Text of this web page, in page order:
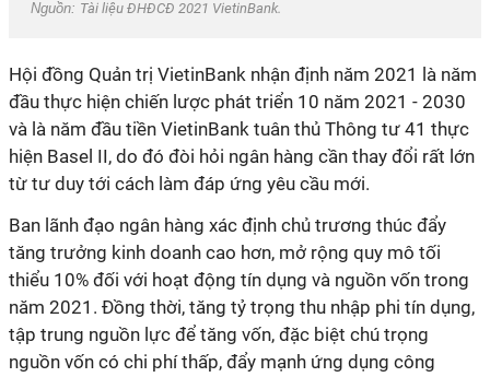
Nguồn: Tài liệu ĐHĐCĐ 2021 VietinBank.
Hội đồng Quản trị VietinBank nhận định năm 2021 là năm
đầu thực hiện chiến lược phát triển 10 năm 2021 - 2030
và là năm đầu tiền VietinBank tuân thủ Thông tư 41 thực
hiện Basel II, do đó đòi hỏi ngân hàng cần thay đổi rất lớn
từ tư duy tới cách làm đáp ứng yêu cầu mới.
Ban lãnh đạo ngân hàng xác định chủ trương thúc đẩy
tăng trưởng kinh doanh cao hơn, mở rộng quy mô tối
thiểu 10% đối với hoạt động tín dụng và nguồn vốn trong
năm 2021. Đồng thời, tăng tỷ trọng thu nhập phi tín dụng,
tập trung nguồn lực để tăng vốn, đặc biệt chú trọng
nguồn vốn có chi phí thấp, đẩy mạnh ứng dụng công